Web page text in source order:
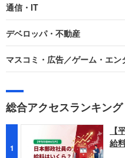
通信・IT
デベロッパ・不動産
マスコミ・広告／ゲーム・エン
総合アクセスランキング
1
【
給